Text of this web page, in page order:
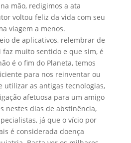
mão, redigimos a ata
voltou feliz da vida com seu
viagem a menos.
de aplicativos, relembrar de
faz muito sentido e que sim, é
é o fim do Planeta, temos
para nos reinventar ou
utilizar as antigas tecnologias,
afetuosa para um amigo
nestes dias de abstinência,
já que o vício por
é considerada doença